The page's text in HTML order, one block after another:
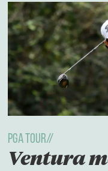
PGA TOUR//
Ventura